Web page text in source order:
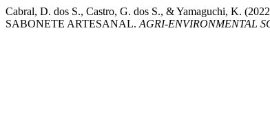
Cabral, D. dos S., Castro, G. dos S., & Yamaguchi, K.
SABONETE ARTESANAL. AGRI-ENVIRONMENTAL